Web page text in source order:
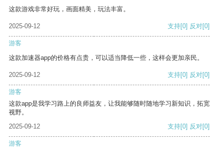
这款游戏非常好玩，画面精美，玩法丰富。
2025-09-12 支持[0] 反对[0]
游客
这款加速器app的价格有点贵，可以适当降低一些，这样会更加亲民。
2025-09-12 支持[0] 反对[0]
游客
这款app是我学习路上的良师益友，让我能够随时随地学习新知识，拓宽
视野。
2025-09-12
支持[0] 反对[0]
游客